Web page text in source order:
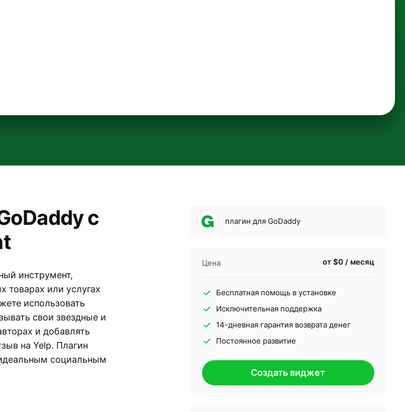
с
инструмент,
товарах или услугах
использовать
свои звездные и
и добавлять
на Yelp. Плагин
социальным
плагин для GoDaddy
Цена от $0 / месяц
Бесплатная помощь в установке
Исключительная поддержка
14-дневная гарантия возврата денег
Постоянное развитие
Создать виджет